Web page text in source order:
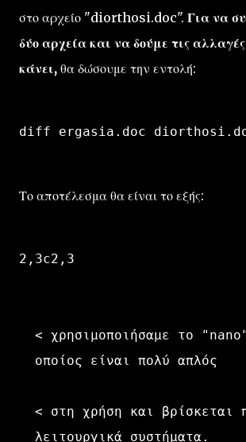
στο αρχείο "diorthosi.doc". Για να
δύο αρχεία και να δούμε τις
κάνει, θα δώσουμε την εντολή:
diff ergasia.doc
Το αποτέλεσμα θα είναι το εξής:
2,3c2,3
< χρησιμοποιήσαμε το
< στη χρήση και βρίσκεται